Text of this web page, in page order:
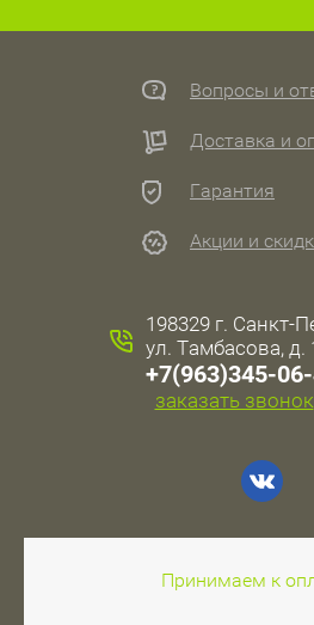
Вопросы и
Доставка и
Гарантия
Акции и
198329 г. Санкт-
ул. Тамбасова, д.
+7(963)345-
заказать звонок
Принимаем к